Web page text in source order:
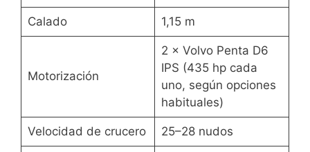
Calado 1,15 m
Motorización
2 × Volvo Penta D6
IPS (435 hp cada
uno, según opciones
habituales)
Velocidad de crucero 25–28 nudos